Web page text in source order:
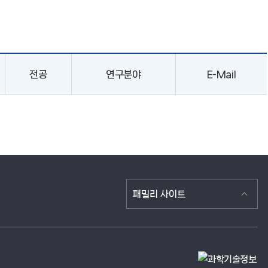
전공 연구분야 E-Mail
패밀리 사이트